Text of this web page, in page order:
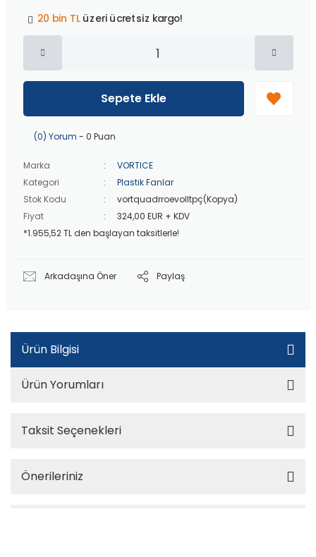
20 bin TLüzeri ücretsiz kargo!
40 bin TL
Peşin fiyatına
üzeri ücretsiz kargo!
üzeri ücretsiz kargo!
40 bin TLüzeri özel teklif!
Sepete Ekle
(0) Yorum - 0 Puan
Marka
VORTICE
Kategori
Plastik Fanlar
Stok Kodu
vortquadrroevolltpç(Kopya)
Fiyat
324,00 EUR + KDV
*1.955,52 TL den başlayan taksitlerle!
Arkadaşına Öner Paylaş
Ürün Bilgisi
Ürün Yorumları
Taksit Seçenekleri
Önerileriniz